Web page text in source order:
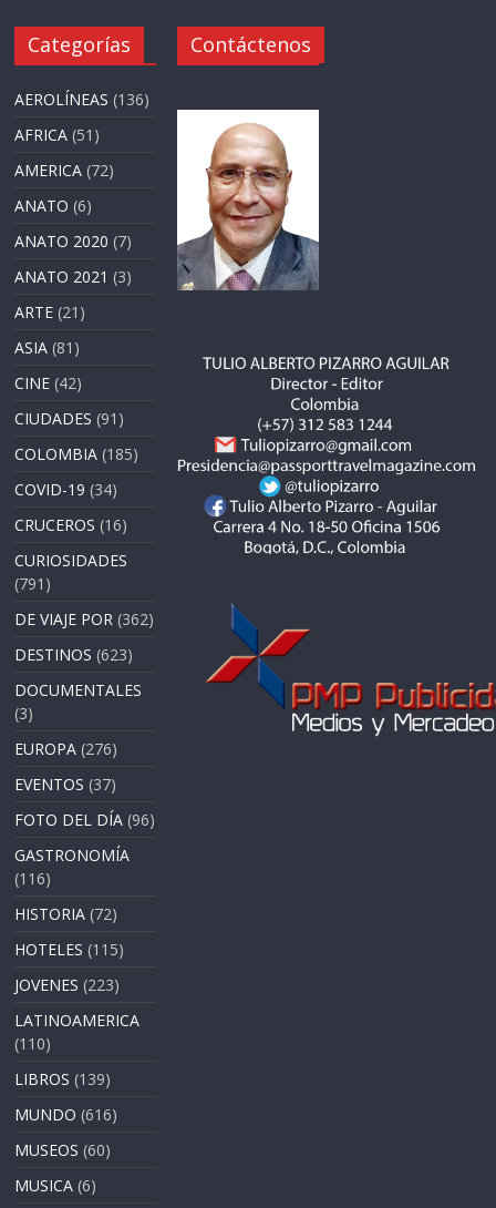
Categorías
AEROLÍNEAS (136)
AFRICA (51)
AMERICA (72)
ANATO (6)
ANATO 2020 (7)
ANATO 2021 (3)
ARTE (21)
ASIA (81)
CINE (42)
CIUDADES (91)
COLOMBIA (185)
COVID-19 (34)
CRUCEROS (16)
CURIOSIDADES
(791)
DE VIAJE POR (362)
DESTINOS (623)
DOCUMENTALES
(3)
EUROPA (276)
EVENTOS (37)
FOTO DEL DÍA (96)
GASTRONOMÍA
(116)
HISTORIA (72)
HOTELES (115)
JOVENES (223)
LATINOAMERICA
(110)
LIBROS (139)
MUNDO (616)
MUSEOS (60)
MUSICA (6)
Contáctenos